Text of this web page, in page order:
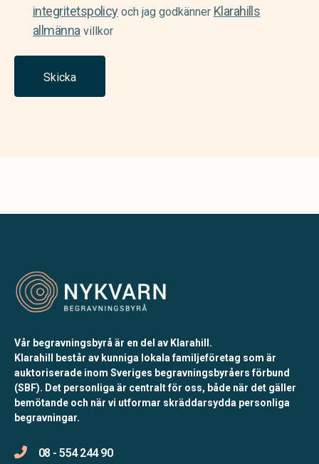
integritetspolicyoch jag godkänner Klarahills
allmännavillkor
Skicka
Vår begravningsbyrå är en del av Klarahill.
Klarahill består av kunniga lokala familjeföretag som är
auktoriserade inom Sveriges begravningsbyråers förbund
(SBF). Det personliga är centralt för oss, både när det gäller
bemötande och när vi utformar skräddarsydda personliga
begravningar.
08 - 554 244 90